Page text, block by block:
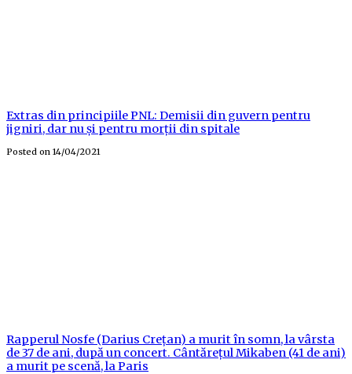
Extras din principiile PNL: Demisii din guvern pentru
jigniri, dar nu și pentru morții din spitale
Posted on 14/04/2021
Rapperul Nosfe (Darius Crețan) a murit în somn, la vârsta
de 37 de ani, după un concert. Cântărețul Mikaben (41 de ani)
a murit pe scenă, la Paris